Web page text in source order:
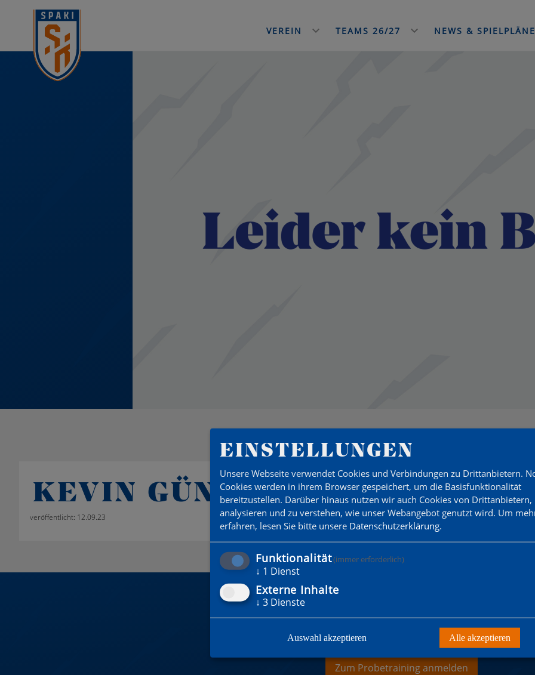
VEREIN TEAMS 26/27 NEWS &
KEVIN GÜNTHER
veröffentlicht: 12.09.23
DU WILLST MITGLIED
Zum Probetraining anmelden
EINSTELLUNGEN
Unsere Webseite verwendet Cookies und Verbindungen zu Drittanbietern.
Cookies werden in ihrem Browser gespeichert, um die Basisfunktionalität
bereitzustellen. Darüber hinaus nutzen wir auch Cookies von Drittanbietern,
analysieren und zu verstehen, wie unser Webangebot genutzt wird. Um
erfahren, lesen Sie bitte unsere Datenschutzerklärung.
Funktionalität(immer erforderlich)
↓ 1 Dienst
Externe Inhalte
↓ 3 Dienste
Auswahl akzeptieren Alle akzeptieren